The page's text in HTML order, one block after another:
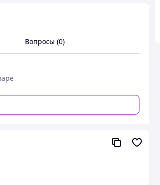
Вопросы (0)